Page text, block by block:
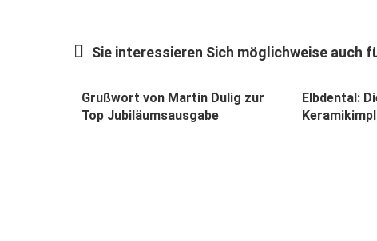
Sie interessieren Sich möglichweise auch
Grußwort von Martin Dulig zur
Top Jubiläumsausgabe
Elbdental: